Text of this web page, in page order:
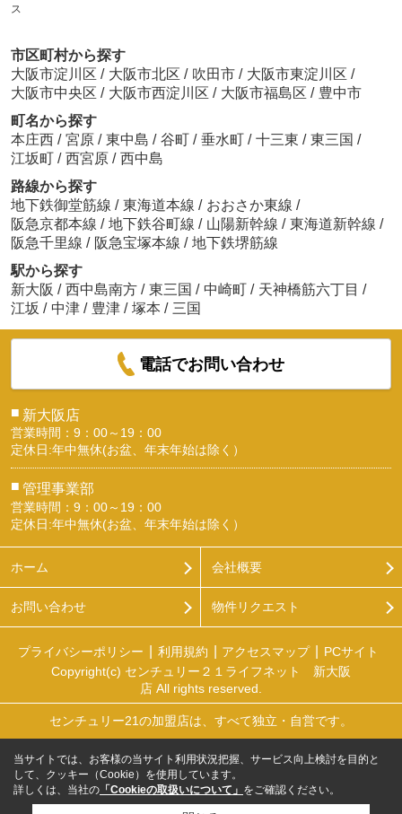
ス
市区町村から探す
大阪市淀川区 / 大阪市北区 / 吹田市 / 大阪市東淀川区 /
大阪市中央区 / 大阪市西淀川区 / 大阪市福島区 / 豊中市
町名から探す
本庄西 / 宮原 / 東中島 / 谷町 / 垂水町 / 十三東 / 東三国 /
江坂町 / 西宮原 / 西中島
路線から探す
地下鉄御堂筋線 / 東海道本線 / おおさか東線 /
阪急京都本線 / 地下鉄谷町線 / 山陽新幹線 / 東海道新幹線 /
阪急千里線 / 阪急宝塚本線 / 地下鉄堺筋線
駅から探す
新大阪 / 西中島南方 / 東三国 / 中崎町 / 天神橋筋六丁目 /
江坂 / 中津 / 豊津 / 塚本 / 三国
電話でお問い合わせ
■ 新大阪店
営業時間：9：00～19：00
定休日:年中無休(お盆、年末年始は除く）
■ 管理事業部
営業時間：9：00～19：00
定休日:年中無休(お盆、年末年始は除く）
ホーム 会社概要
お問い合わせ 物件リクエスト
プライバシーポリシー 利用規約 アクセスマップ
PCサイト
Copyright(c) センチュリー２１ライフネット 新大阪
店 All rights reserved.
センチュリー21の加盟店は、すべて独立・自営です。
当サイトでは、お客様の当サイト利用状況把握、サービス向上検討を目的と
して、クッキー（Cookie）を使用しています。
詳しくは、当社の 「Cookieの取扱いについて」 をご確認ください。